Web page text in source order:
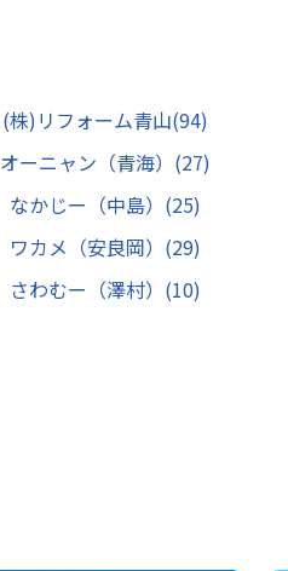
(株)リフォーム青山(94)
オーニャン（青海） (27)
なかじー（中島） (25)
ワカメ（安良岡） (29)
さわむー（澤村） (10)